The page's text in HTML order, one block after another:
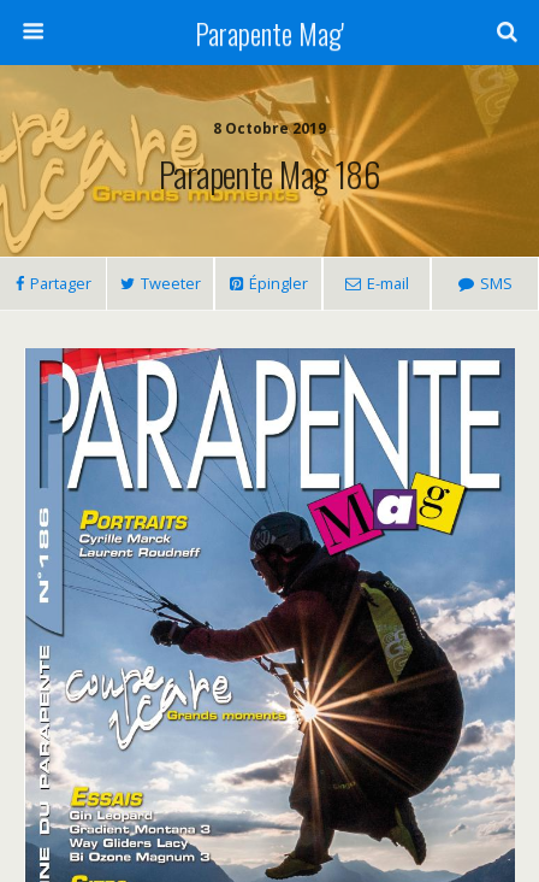
Parapente Mag'
8 Octobre 2019
Parapente Mag 186
Partager Tweeter Épingler E-mail SMS